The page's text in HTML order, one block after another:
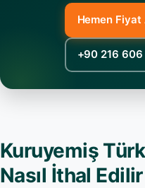
Hemen Fiyat
+90 216 606
Kuruyemiş
Nasıl İthal Edilir